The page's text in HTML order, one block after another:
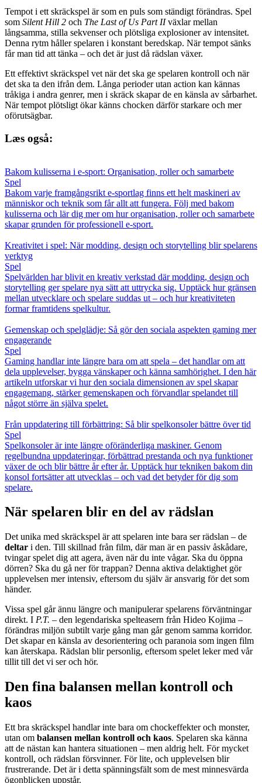
Tempot i ett skräckspel är som en puls som ständigt förändras. Spel
som Silent Hill 2 och The Last of Us Part IIväxlar mellan
långsamma, stilla sekvenser och plötsliga explosioner av intensitet.
Denna rytm håller spelaren i konstant beredskap. När tempot sänks
får man tid att tänka – och det är just då rädslan växer.
Ett effektivt skräckspel vet när det ska ge spelaren kontroll och när
det ska ta den ifrån dem. Långa perioder utan action kan kännas
tråkiga i andra genrer, men i skräck skapar de en känsla av sårbarhet.
När tempot plötsligt ökar känns chocken därför starkare och mer
oförutsägbar.
Læs også:
Bakom kulisserna i e-sport: Organisation, roller och samarbete
Spel
Bakom varje framgångsrikt e-sportlag finns ett helt maskineri av
människor och teknik som får allt att fungera. Följ med bakom
kulisserna och lär dig mer om hur organisation, roller och samarbete
skapar grunden för professionell e-sport.
Kreativitet i spel: När modding, design och storytelling blir spelarens
verktyg
Spel
Spelvärlden har blivit en kreativ verkstad där modding, design och
storytelling ger spelare nya sätt att uttrycka sig. Upptäck hur gränsen
mellan utvecklare och spelare suddas ut – och hur kreativiteten
formar framtidens spelkultur.
Gemenskap och spelglädje: Så gör den sociala aspekten gaming mer
engagerande
Spel
Gaming handlar inte längre bara om att spela – det handlar om att
dela upplevelser, bygga vänskaper och känna samhörighet. I den här
artikeln utforskar vi hur den sociala dimensionen av spel skapar
engagemang, stärker gemenskapen och förvandlar spelandet till
något större än själva spelet.
Från uppdatering till förbättring: Så blir spelkonsoler bättre över tid
Spel
Spelkonsoler är inte längre oföränderliga maskiner. Genom
regelbundna uppdateringar, förbättrad prestanda och nya funktioner
växer de och blir bättre år efter år. Upptäck hur tekniken bakom din
konsol fortsätter att utvecklas – och vad det betyder för dig som
spelare.
När spelaren blir en del av rädslan
Det unika med skräckspel är att spelaren inte bara ser rädslan – de
deltar i den. Till skillnad från film, där man är en passiv åskådare,
tvingar spelet dig att agera, även när du inte vågar. Ska du öppna
dörren? Ska du gå ner för trappan? Denna aktiva delaktighet gör
upplevelsen mer intensiv, eftersom du själv är ansvarig för det som
händer.
Vissa spel går ännu längre och manipulerar spelarens förväntningar
direkt. I P.T. – den legendariska spelteasern från Hideo Kojima –
förändras miljön subtilt varje gång man går genom samma korridor.
Det skapar en känsla av desorientering och paranoia som ingen film
kan återskapa. Rädslan blir personlig, eftersom spelet leker med vår
tillit till det vi ser och hör.
Den fina balansen mellan kontroll och
kaos
Ett bra skräckspel handlar inte bara om chockeffekter och monster,
utan om balansen mellan kontroll och kaos. Spelaren ska känna
att de nästan kan hantera situationen – men aldrig helt. För mycket
kontroll, och rädslan försvinner. För lite, och upplevelsen blir
frustrerande. Det är i detta spänningsfält som de mest minnesvärda
ögonblicken uppstår.